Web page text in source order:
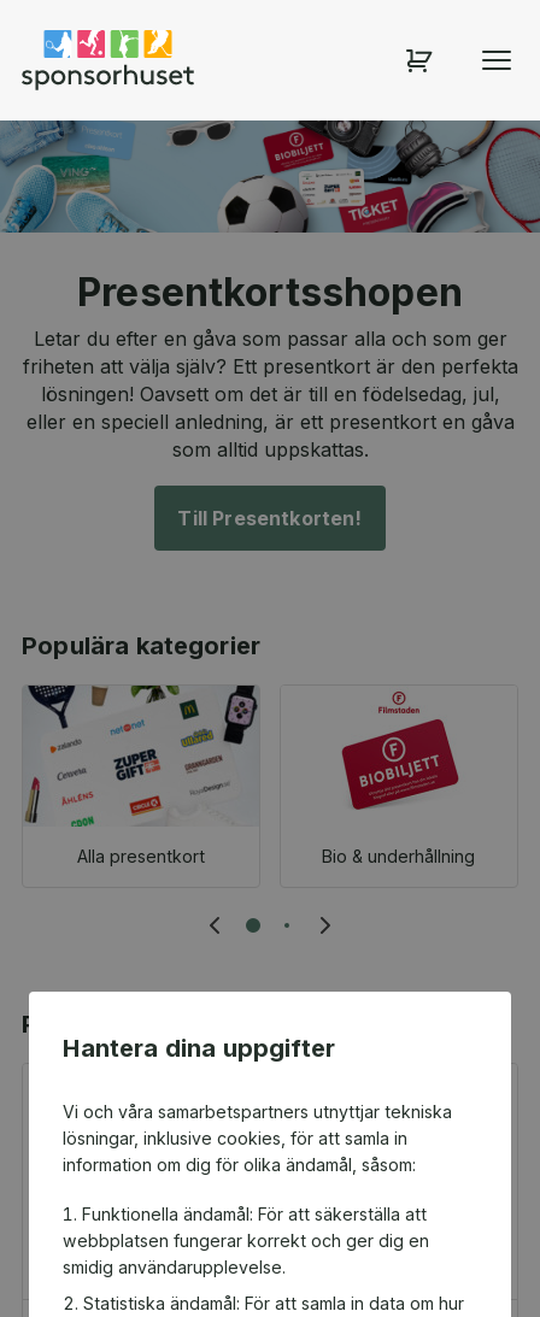
Hantera dina uppgifter
Vi och våra samarbetspartners utnyttjar tekniska
lösningar, inklusive cookies, för att samla in
information om dig för olika ändamål, såsom:
Funktionella ändamål: För att säkerställa att
webbplatsen fungerar korrekt och ger dig en
smidig användarupplevelse.
Statistiska ändamål: För att samla in data om hur
Sponsorhuset shop
Presentkortsshopen
Letar du efter en gåva som passar alla och som ger
friheten att välja själv? Ett presentkort är den perfekta
lösningen! Oavsett om det är till en födelsedag, jul,
eller en speciell anledning, är ett presentkort en gåva
som alltid uppskattas.
Till Presentkorten!
Populära kategorier
Alla presentkort Bio & underhållning
Populära produkter